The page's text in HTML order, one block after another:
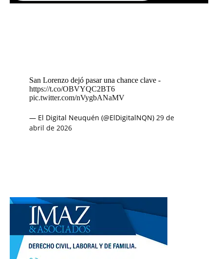
San Lorenzo dejó pasar una chance clave -
https://t.co/OBVYQC2BT6
pic.twitter.com/nVygbANaMV
— El Digital Neuquén (@ElDigitalNQN) 29 de
abril de 2026